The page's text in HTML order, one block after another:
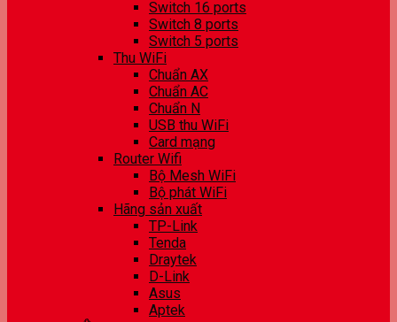
Switch 16 ports
Switch 8 ports
Switch 5 ports
Thu WiFi
Chuẩn AX
Chuẩn AC
Chuẩn N
USB thu WiFi
Card mạng
Router Wifi
Bộ Mesh WiFi
Bộ phát WiFi
Hãng sản xuất
TP-Link
Tenda
Draytek
D-Link
Asus
Aptek